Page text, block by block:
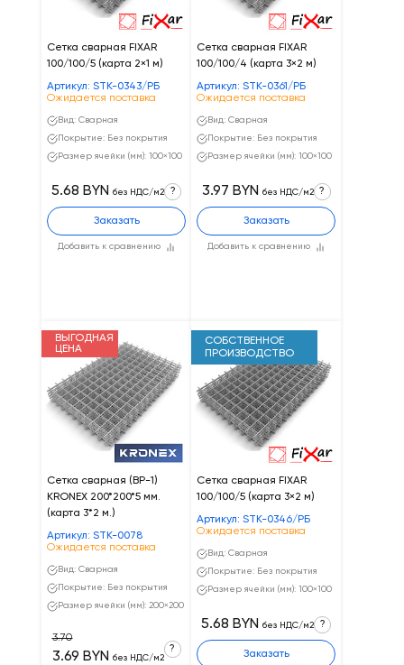
Сетка сварная FIXAR
100/100/5 (карта 2×1 м)
Артикул: STK-0343/РБ
Ожидается поставка
Вид: Сварная
Покрытие: Без покрытия
Размер ячейки (мм): 100×100
Добавить к сравнению
5.68 BYN без НДС/м2 ?
Заказать
Сетка сварная FIXAR
100/100/4 (карта 3×2 м)
Артикул: STK-0361/РБ
Ожидается поставка
Вид: Сварная
Покрытие: Без покрытия
Размер ячейки (мм): 100×100
Добавить к сравнению
3.97 BYN без НДС/м2 ?
Заказать
ВЫГОДНАЯ
ЦЕНА
Сетка сварная (ВР-1)
KRONEX 200*200*5 мм.
(карта 3*2 м.)
Артикул: STK-0078
Ожидается поставка
Вид: Сварная
Покрытие: Без покрытия
Размер ячейки (мм): 200×200
3.70
3.69 BYN без НДС/м2
?
СОБСТВЕННОЕ
ПРОИЗВОДСТВО
Сетка сварная FIXAR
100/100/5 (карта 3×2 м)
Артикул: STK-0346/РБ
Ожидается поставка
Вид: Сварная
Покрытие: Без покрытия
Размер ячейки (мм): 100×100
5.68 BYN без НДС/м2 ?
Заказать